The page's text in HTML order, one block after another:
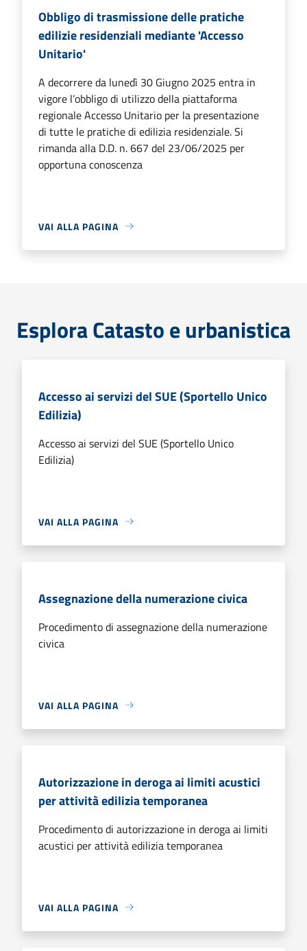
Obbligo di trasmissione delle pratiche
edilizie residenziali mediante 'Accesso
Unitario'
A decorrere da lunedì 30 Giugno 2025 entra in
vigore l’obbligo di utilizzo della piattaforma
regionale Accesso Unitario per la presentazione
di tutte le pratiche di edilizia residenziale. Si
rimanda alla D.D. n. 667 del 23/06/2025 per
opportuna conoscenza
VAI ALLA PAGINA
Esplora Catasto e urbanistica
Accesso ai servizi del SUE (Sportello Unico
Edilizia)
Accesso ai servizi del SUE (Sportello Unico
Edilizia)
VAI ALLA PAGINA
Assegnazione della numerazione civica
Procedimento di assegnazione della numerazione
civica
VAI ALLA PAGINA
Autorizzazione in deroga ai limiti acustici
per attività edilizia temporanea
Procedimento di autorizzazione in deroga ai limiti
acustici per attività edilizia temporanea
VAI ALLA PAGINA